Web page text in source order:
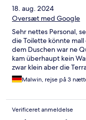
meiner Meinung viel zu
18. aug. 2024
Oversæt med Google
Sehr nettes Personal,
die Toilette könnte
dem Duschen war ne
kam überhaupt kein
zwar klein aber die
gigantisch. Aber 30
ich persönlich sehr viel.
bestellt, was wirklich
Der Pool war super,
Malwin, rejse på 3
Verificeret anmeldelse